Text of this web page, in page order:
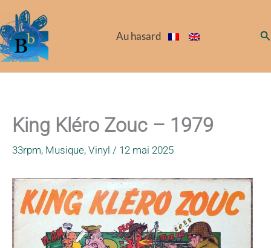
au
contenu
Au hasard
King Kléro Zouc – 1979
33rpm, Musique, Vinyl / 12 mai 2025